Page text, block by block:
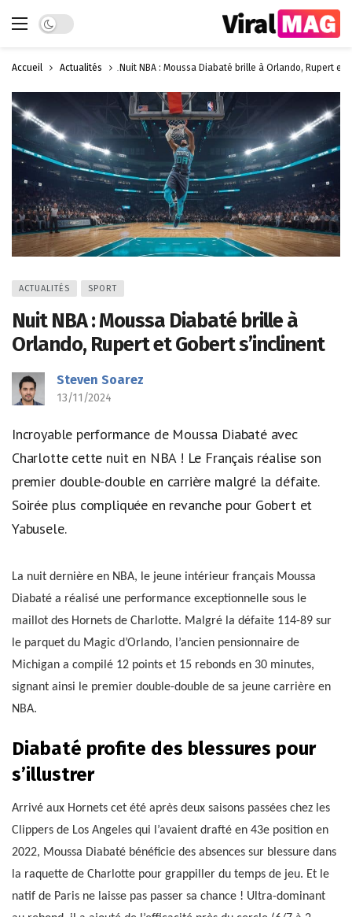
Dark mode
Accueil Actualités Nuit NBA : Moussa Diabaté brille à Orlando, Rupert et
ACTUALITÉS SPORT
Nuit NBA : Moussa Diabaté brille à
Orlando, Rupert et Gobert s’inclinent
Steven Soarez
13/11/2024
Incroyable performance de Moussa Diabaté avec
Charlotte cette nuit en NBA ! Le Français réalise son
premier double-double en carrière malgré la défaite.
Soirée plus compliquée en revanche pour Gobert et
Yabusele.
La nuit dernière en NBA, le jeune intérieur français Moussa
Diabaté a réalisé une performance exceptionnelle sous le
maillot des Hornets de Charlotte. Malgré la défaite 114-89 sur
le parquet du Magic d’Orlando, l’ancien pensionnaire de
Michigan a compilé 12 points et 15 rebonds en 30 minutes,
signant ainsi le premier double-double de sa jeune carrière en
NBA.
Diabaté profite des blessures pour
s’illustrer
Arrivé aux Hornets cet été après deux saisons passées chez les
Clippers de Los Angeles qui l’avaient drafté en 43e position en
2022, Moussa Diabaté bénéficie des absences sur blessure dans
la raquette de Charlotte pour grappiller du temps de jeu. Et le
natif de Paris ne laisse pas passer sa chance ! Ultra-dominant